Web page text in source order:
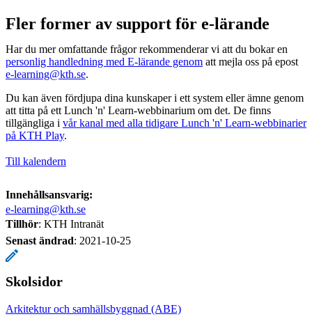
Fler former av support för e-lärande
Har du mer omfattande frågor rekommenderar vi att du bokar en
personlig handledning med E-lärande genom att mejla oss på epost
e-learning@kth.se.
Du kan även fördjupa dina kunskaper i ett system eller ämne genom
att titta på ett Lunch 'n' Learn-webbinarium om det. De finns
tillgängliga i vår kanal med alla tidigare Lunch 'n' Learn-webbinarier
på KTH Play.
Till kalendern
Innehållsansvarig:
e-learning@kth.se
Tillhör: KTH Intranät
Senast ändrad: 2021-10-25
Skolsidor
Arkitektur och samhällsbyggnad (ABE)